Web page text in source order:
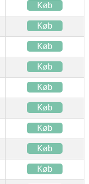
Køb
Køb
Køb
Køb
Køb
Køb
Køb
Køb
Køb